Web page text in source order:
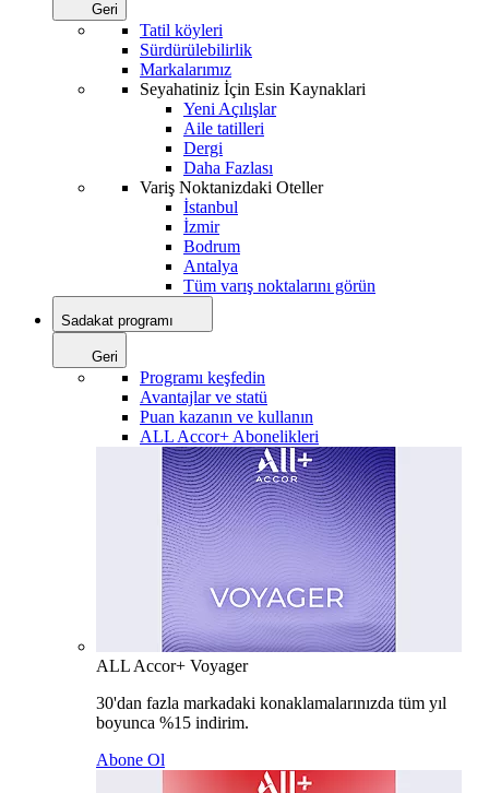
Geri
Tatil köyleri
Sürdürülebilirlik
Markalarımız
Seyahatiniz İçin Esin Kaynaklari
Yeni Açılışlar
Aile tatilleri
Dergi
Daha Fazlası
Variş Noktanizdaki Oteller
İstanbul
İzmir
Bodrum
Antalya
Tüm varış noktalarını görün
Sadakat programı
Geri
Programı keşfedin
Avantajlar ve statü
Puan kazanın ve kullanın
ALL Accor+ Abonelikleri
ALL Accor+ Voyager
30'dan fazla markadaki konaklamalarınızda tüm yıl
boyunca %15 indirim.
Abone Ol